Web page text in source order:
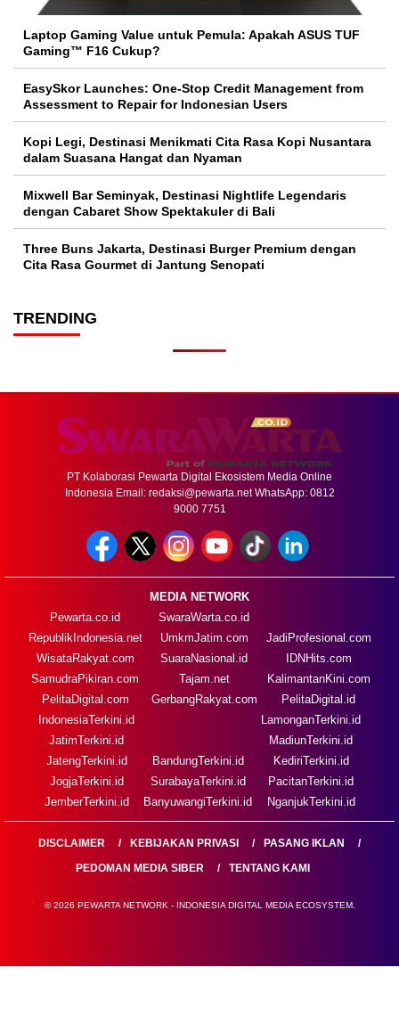
Laptop Gaming Value untuk Pemula: Apakah ASUS TUF
Gaming™ F16 Cukup?
EasySkor Launches: One-Stop Credit Management from
Assessment to Repair for Indonesian Users
Kopi Legi, Destinasi Menikmati Cita Rasa Kopi Nusantara
dalam Suasana Hangat dan Nyaman
Mixwell Bar Seminyak, Destinasi Nightlife Legendaris
dengan Cabaret Show Spektakuler di Bali
Three Buns Jakarta, Destinasi Burger Premium dengan
Cita Rasa Gourmet di Jantung Senopati
TRENDING
PT Kolaborasi Pewarta Digital Ekosistem Media Online
Indonesia Email: redaksi@pewarta.netWhatsApp: 0812
9000 7751
MEDIA NETWORK
Pewarta.co.id
RepublikIndonesia.net
WisataRakyat.com
SamudraPikiran.com
PelitaDigital.com
SwaraWarta.co.id
UmkmJatim.com
SuaraNasional.id
Tajam.net
GerbangRakyat.com
JadiProfesional.com
IDNHits.com
KalimantanKini.com
PelitaDigital.id
IndonesiaTerkini.id
JatimTerkini.id
JatengTerkini.id
JogjaTerkini.id
JemberTerkini.id
BandungTerkini.id
SurabayaTerkini.id
BanyuwangiTerkini.id
LamonganTerkini.id
MadiunTerkini.id
KediriTerkini.id
PacitanTerkini.id
NganjukTerkini.id
DISCLAIMER KEBIJAKAN PRIVASI
PASANG IKLAN
PEDOMAN MEDIA SIBER
TENTANG KAMI
© 2026 PEWARTA NETWORK - INDONESIA DIGITAL MEDIA ECOSYSTEM.